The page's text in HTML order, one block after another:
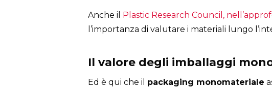
Anche il Plastic Research Council,
l’importanza di valutare i materiali lungo
Il valore degli imballaggi
Ed è qui che il packaging monomateriale